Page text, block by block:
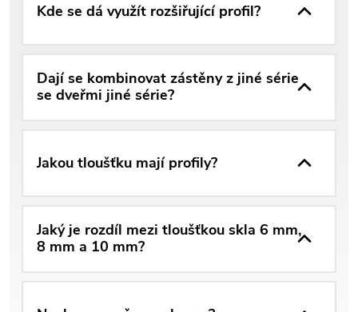
Kde se dá využít rozšiřující profil?
Dají se kombinovat zástěny z jiné série
se dveřmi jiné série?
Jakou tloušťku mají profily?
Jaký je rozdíl mezi tloušťkou skla 6 mm,
8 mm a 10 mm?